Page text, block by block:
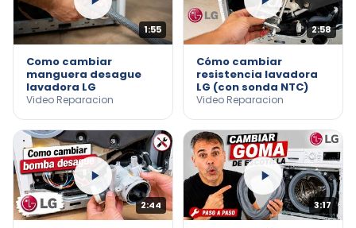
1:55
Como cambiar
manguera desague
lavadora LG
Video Reparacion
2:58
Cómo cambiar
resistencia lavadora
LG (con sonda NTC)
Video Reparacion
2:44 3:17